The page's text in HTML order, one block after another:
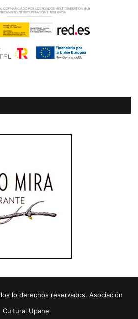
lo derechos reservados. Asociación
Cultural Upanel